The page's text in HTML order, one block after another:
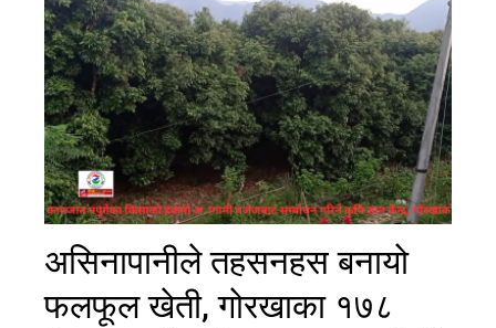
असिनापानीले तहसनहस बनायो
फलफूल खेती, गोरखाका १७८